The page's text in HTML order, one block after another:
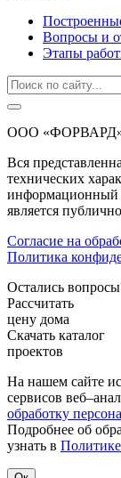
Вопросы и
Этапы
ООО «ФОРВАРД»,
Вся
технических
информационный
является
Согласие на
Политика
Остались
Рассчитать
цену дома
Скачать каталог
проектов
На нашем сайте
сервисов
обработку
Подробнее об
узнать в